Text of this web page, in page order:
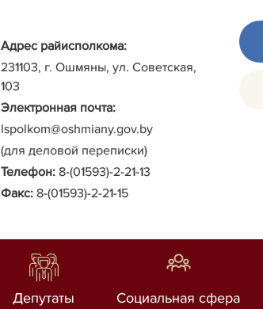
Адрес райисполкома:
231103, г. Ошмяны, ул. Советская,
103
Электронная почта:
Ispolkom@oshmiany.gov.by
(для деловой переписки)
Телефон: 8-(01593)-2-21-13
Факс: 8-(01593)-2-21-15
Депутаты Социальная сфера